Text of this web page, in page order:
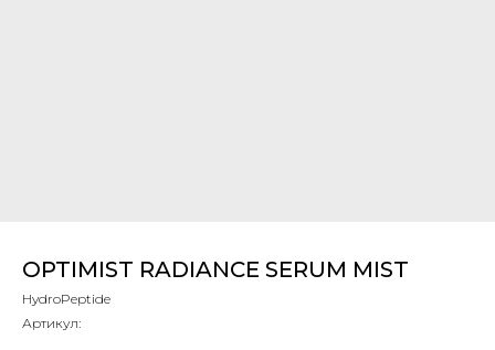
OPTIMIST RADIANCE SERUM MIST
HydroPeptide
Артикул: